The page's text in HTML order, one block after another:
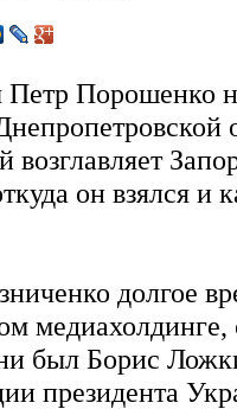
Петр Порошенко
возглавляет
он взялся и
долгое
медиахолдинге,
был Борис
президента